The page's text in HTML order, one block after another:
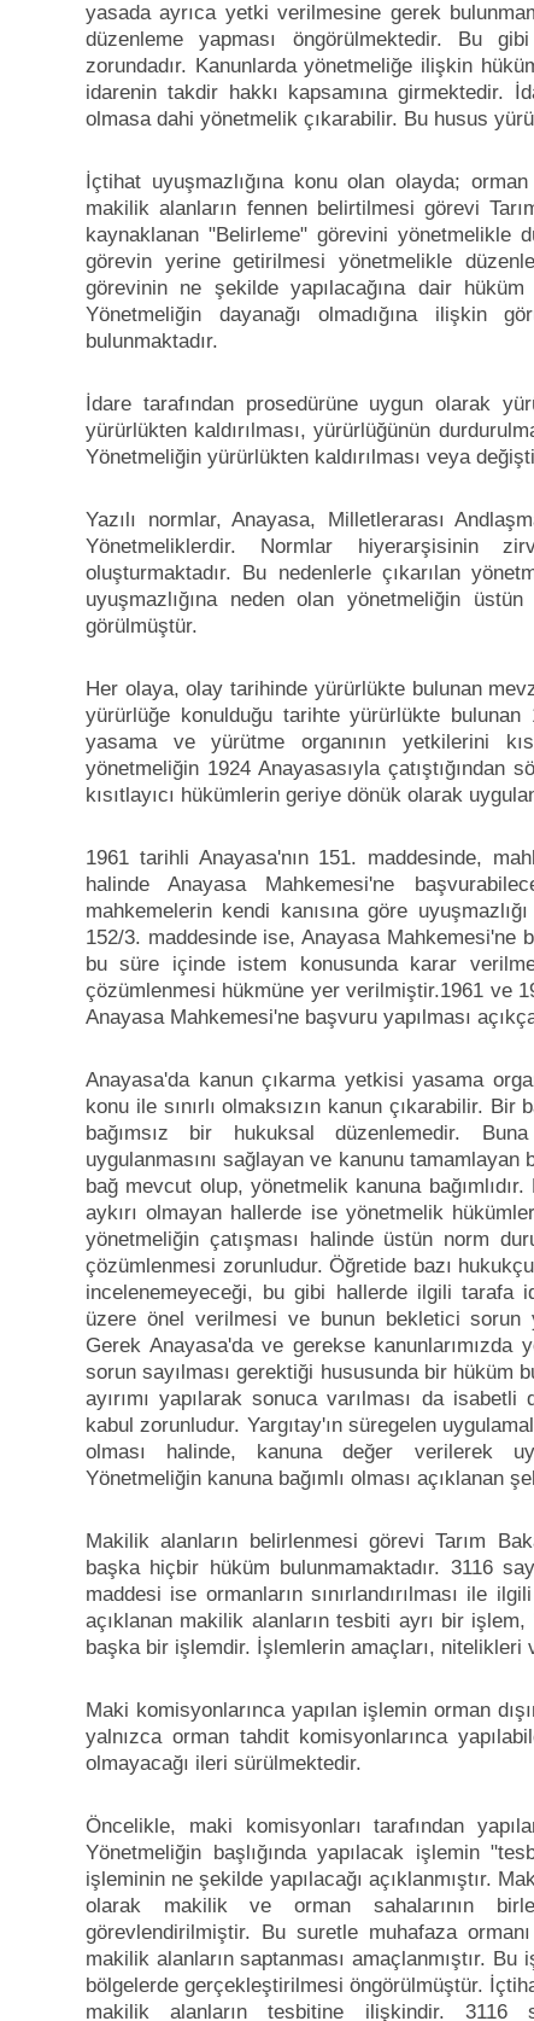
yasada ayrıca yetki verilmesine gerek
düzenleme yapması öngörülmektedir. Bu
zorundadır. Kanunlarda yönetmeliğe ilişkin
idarenin takdir hakkı kapsamına girmektedir.
olmasa dahi yönetmelik çıkarabilir. Bu husus
İçtihat uyuşmazlığına konu olan olayda;
makilik alanların fennen belirtilmesi görevi
kaynaklanan "Belirleme" görevini yönetmelikle
görevin yerine getirilmesi yönetmelikle
görevinin ne şekilde yapılacağına dair hüküm
Yönetmeliğin dayanağı olmadığına ilişkin
bulunmaktadır.
İdare tarafından prosedürüne uygun olarak
yürürlükten kaldırılması, yürürlüğünün
Yönetmeliğin yürürlükten kaldırılması veya
Yazılı normlar, Anayasa, Milletlerarası
Yönetmeliklerdir. Normlar hiyerarşisinin
oluşturmaktadır. Bu nedenlerle çıkarılan
uyuşmazlığına neden olan yönetmeliğin üstün
görülmüştür.
Her olaya, olay tarihinde yürürlükte bulunan
yürürlüğe konulduğu tarihte yürürlükte
yasama ve yürütme organının yetkilerini
yönetmeliğin 1924 Anayasasıyla çatıştığından
kısıtlayıcı hükümlerin geriye dönük olarak
1961 tarihli Anayasa'nın 151. maddesinde,
halinde Anayasa Mahkemesi'ne
mahkemelerin kendi kanısına göre
152/3. maddesinde ise, Anayasa Mahkemesi'ne
bu süre içinde istem konusunda karar
çözümlenmesi hükmüne yer verilmiştir.1961 ve
Anayasa Mahkemesi'ne başvuru yapılması
Anayasa'da kanun çıkarma yetkisi yasama
konu ile sınırlı olmaksızın kanun çıkarabilir.
bağımsız bir hukuksal düzenlemedir.
uygulanmasını sağlayan ve kanunu
bağ mevcut olup, yönetmelik kanuna
aykırı olmayan hallerde ise yönetmelik
yönetmeliğin çatışması halinde üstün norm
çözümlenmesi zorunludur. Öğretide bazı
incelenemeyeceği, bu gibi hallerde ilgili tarafa
üzere önel verilmesi ve bunun bekletici sorun
Gerek Anayasa'da ve gerekse kanunlarımızda
sorun sayılması gerektiği hususunda bir hüküm
ayırımı yapılarak sonuca varılması da
kabul zorunludur. Yargıtay'ın süregelen
olması halinde, kanuna değer verilerek
Yönetmeliğin kanuna bağımlı olması açıklanan
Makilik alanların belirlenmesi görevi Tarım
başka hiçbir hüküm bulunmamaktadır. 3116
maddesi ise ormanların sınırlandırılması ile
açıklanan makilik alanların tesbiti ayrı bir işlem,
başka bir işlemdir. İşlemlerin amaçları, nitelikleri
Maki komisyonlarınca yapılan işlemin orman
yalnızca orman tahdit komisyonlarınca
olmayacağı ileri sürülmektedir.
Öncelikle, maki komisyonları tarafından
Yönetmeliğin başlığında yapılacak işlemin
işleminin ne şekilde yapılacağı açıklanmıştır.
olarak makilik ve orman sahalarının
görevlendirilmiştir. Bu suretle muhafaza
makilik alanların saptanması amaçlanmıştır. Bu
bölgelerde gerçekleştirilmesi öngörülmüştür.
makilik alanların tesbitine ilişkindir. 3116